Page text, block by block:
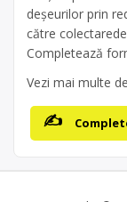
deșeurilor prin
către
Completează
Vezi mai multe